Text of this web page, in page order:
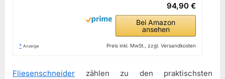
94,90 €
Bei Amazon
ansehen
* Anzeige Preis inkl. MwSt., zzgl. Versandkosten
Fliesenschneider zählen zu den praktischsten